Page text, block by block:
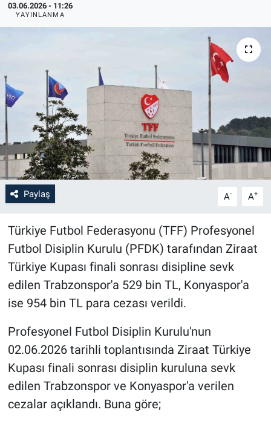
03.06.2026 - 11:26
YAYINLANMA
Paylaş A- A+
Türkiye Futbol Federasyonu (TFF) Profesyonel
Futbol Disiplin Kurulu (PFDK) tarafından Ziraat
Türkiye Kupası finali sonrası disipline sevk
edilen Trabzonspor'a 529 bin TL, Konyaspor'a
ise 954 bin TL para cezası verildi.
Profesyonel Futbol Disiplin Kurulu'nun
02.06.2026 tarihli toplantısında Ziraat Türkiye
Kupası finali sonrası disiplin kuruluna sevk
edilen Trabzonspor ve Konyaspor'a verilen
cezalar açıklandı. Buna göre;